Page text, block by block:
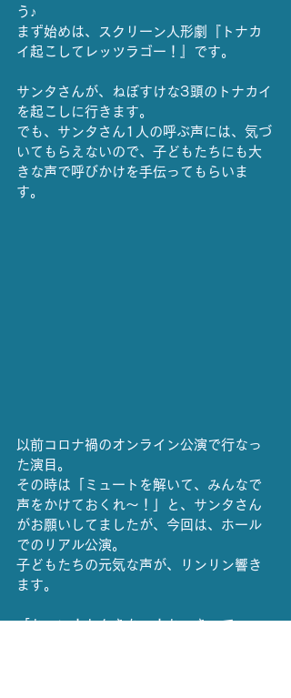
う♪
まず始めは、スクリーン人形劇『トナカ
イ起こしてレッツラゴー！』です。
サンタさんが、ねぼすけな3頭のトナカイ
を起こしに行きます。
でも、サンタさん1人の呼ぶ声には、気づ
いてもらえないので、子どもたちにも大
きな声で呼びかけを手伝ってもらいま
す。
以前コロナ禍のオンライン公演で行なっ
た演目。
その時は「ミュートを解いて、みんなで
声をかけておくれ〜！」と、サンタさん
がお願いしてましたが、今回は、ホール
でのリアル公演。
子どもたちの元気な声が、リンリン響き
ます。
「おーい！とんきちー！おーきーて